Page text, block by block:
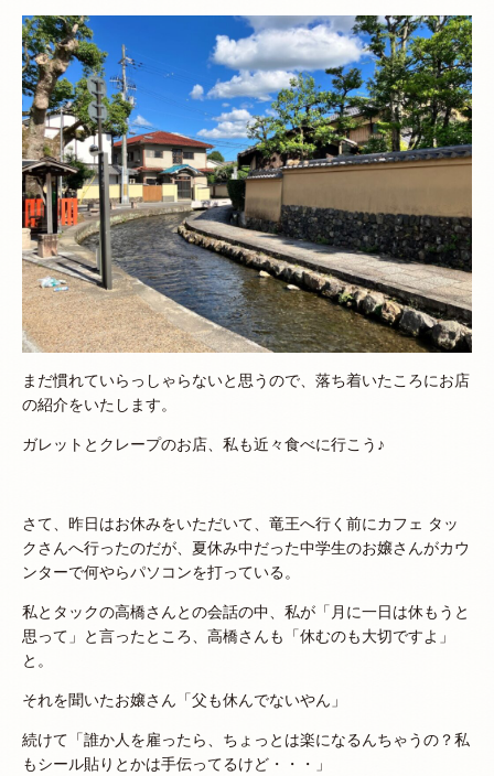
まだ慣れていらっしゃらないと思うので、落ち着いたころにお店
の紹介をいたします。
ガレットとクレープのお店、私も近々食べに行こう♪
さて、昨日はお休みをいただいて、竜王へ行く前にカフェ タッ
クさんへ行ったのだが、夏休み中だった中学生のお嬢さんがカウ
ンターで何やらパソコンを打っている。
私とタックの高橋さんとの会話の中、私が「月に一日は休もうと
思って」と言ったところ、高橋さんも「休むのも大切ですよ」
と。
それを聞いたお嬢さん「父も休んでないやん」
続けて「誰か人を雇ったら、ちょっとは楽になるんちゃうの？私
もシール貼りとかは手伝ってるけど・・・」